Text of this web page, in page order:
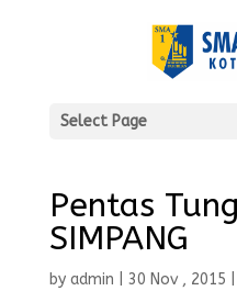
Select Page
Pentas
SIMPANG
by admin 30 Nov , 2015